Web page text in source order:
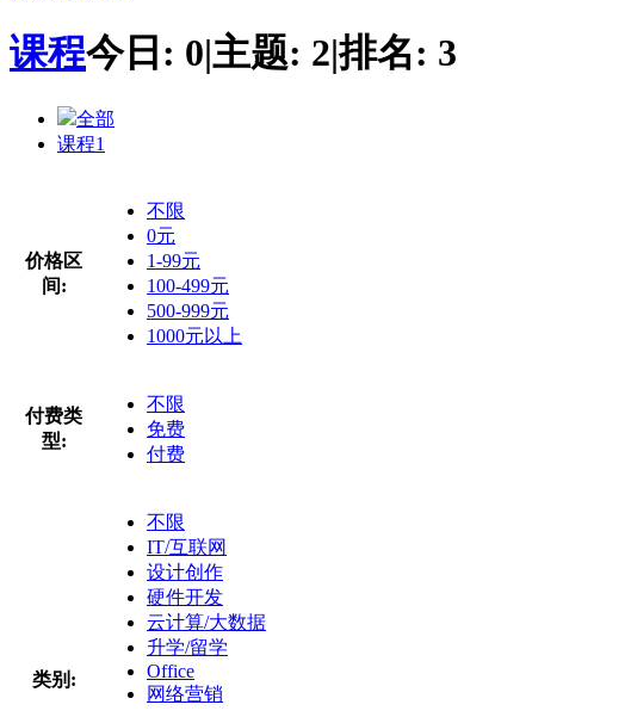
课程今日: 0|主题: 2|排名: 3
全部
课程1
价格区
间:
不限
0元
1-99元
100-499元
500-999元
1000元以上
付费类
型:
不限
免费
付费
类别:
不限
IT/互联网
设计创作
硬件开发
云计算/大数据
升学/留学
Office
网络营销